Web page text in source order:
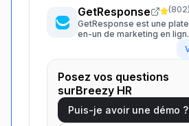
GetResponse (802)
GetResponse est une
en-un de marketing en
Posez vos questions
surBreezy HR
Puis-je avoir une démo ?